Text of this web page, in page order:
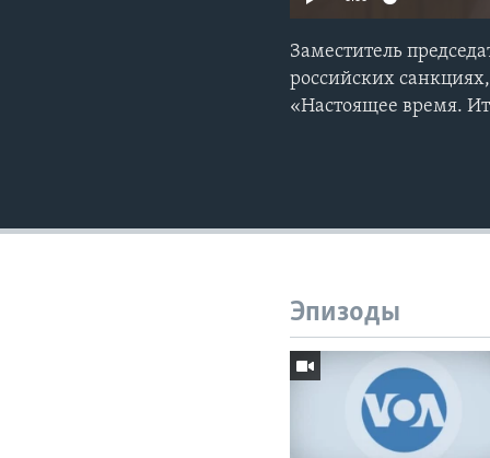
Заместитель
российских
«Настоящее время.
Эпизоды